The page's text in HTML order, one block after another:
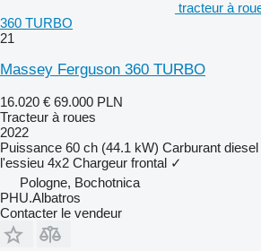
tracteur à
360 TURBO
21
Massey Ferguson 360 TURBO
16.020 € 69.000 PLN
Tracteur à roues
2022
Puissance 60 ch (44.1 kW) Carburant diesel
l'essieu 4x2 Chargeur frontal ✓
Pologne, Bochotnica
PHU.Albatros
Contacter le vendeur